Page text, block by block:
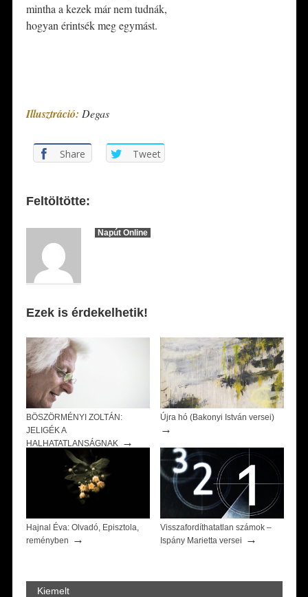
mintha a kezek már nem tudnák,
hogyan érintsék meg egymást.
Illusztráció: Degas
Share Tweet
Feltöltötte:
Napút Online
Ezek is érdekelhetik!
BÖSZÖRMÉNYI ZOLTÁN:
JELIGÉK A
HALHATATLANSÁGNAK
→
Újra hó (Bakonyi István versei)
→
Hajnal Éva: Olvadó, Episztola,
reményben
→
Visszafordíthatatlan számok –
Ispány Marietta versei
→
Kiemelt